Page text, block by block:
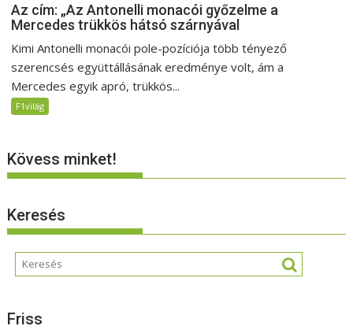
Az cím: „Az Antonelli monacói győzelme a
Mercedes trükkös hátsó szárnyával
Kimi Antonelli monacói pole-pozíciója több tényező
szerencsés együttállásának eredménye volt, ám a
Mercedes egyik apró, trükkös...
F1világ
Kövess minket!
Keresés
Friss